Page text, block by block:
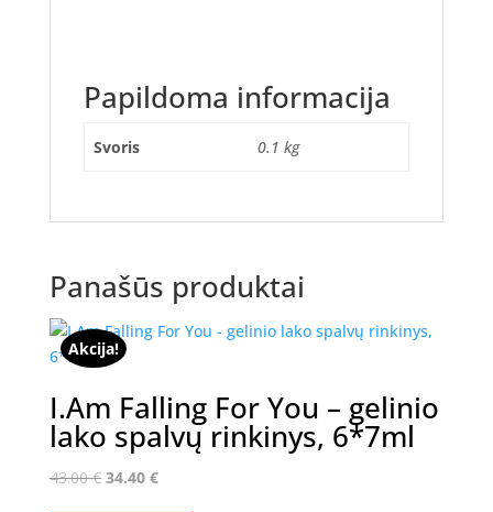
Papildoma informacija
Svoris 0.1 kg
Panašūs produktai
Akcija!
I.Am Falling For You – gelinio
lako spalvų rinkinys, 6*7ml
43.00€ Original
34.40 €Current